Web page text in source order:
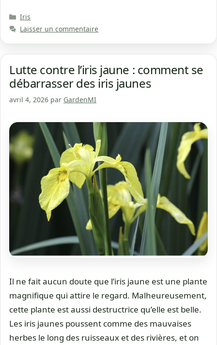
Catégories
Iris
Laisser un commentaire
Lutte contre l’iris jaune : comment se
débarrasser des iris jaunes
avril 4, 2026 par GardenMI
Il ne fait aucun doute que l’iris jaune est une plante
magnifique qui attire le regard. Malheureusement,
cette plante est aussi destructrice qu’elle est belle.
Les iris jaunes poussent comme des mauvaises
herbes le long des ruisseaux et des rivières, et on